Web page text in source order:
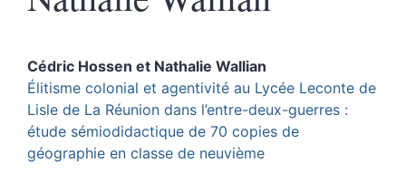
Cédric Hossen et Nathalie Wallian
Élitisme colonial et agentivité au Lycée Leconte de
Lisle de La Réunion dans l’entre-deux-guerres :
étude sémiodidactique de 70 copies de
géographie en classe de neuvième